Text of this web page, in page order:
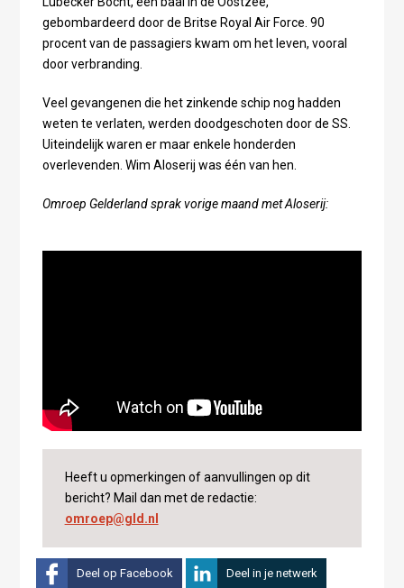
gebombardeerd door de Britse Royal Air Force. 90
procent van de passagiers kwam om het leven, vooral
door verbranding.
Veel gevangenen die het zinkende schip nog hadden
weten te verlaten, werden doodgeschoten door de SS.
Uiteindelijk waren er maar enkele honderden
overlevenden. Wim Aloserij was één van hen.
Omroep Gelderland sprak vorige maand met Aloserij:
Heeft u opmerkingen of aanvullingen op dit
bericht? Mail dan met de redactie:
omroep@gld.nl
Deel op Facebook Deel in je netwerk